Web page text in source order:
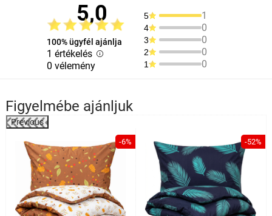
5,0
100% ügyfél ajánlja
1 értékelés
0 vélemény
5 1
4 0
3 0
2 0
1 0
Figyelmébe ajánljuk
Previous
-6% -52%